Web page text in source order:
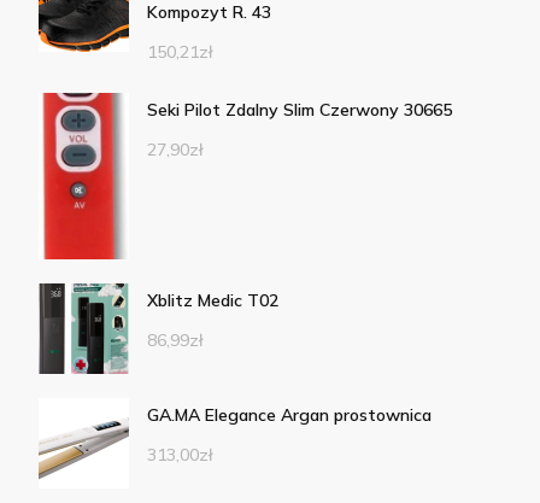
Kompozyt R. 43
150,21zł
Seki Pilot Zdalny Slim Czerwony 30665
27,90zł
Xblitz Medic T02
86,99zł
GA.MA Elegance Argan prostownica
313,00zł